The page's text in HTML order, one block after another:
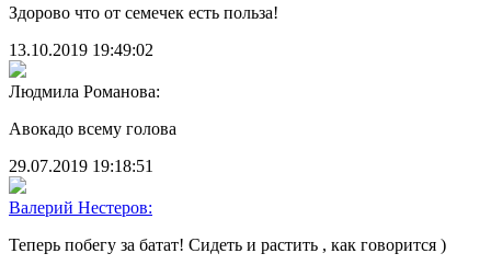
Здорово что от семечек есть польза!
13.10.2019 19:49:02
Людмила Романова:
Авокадо всему голова
29.07.2019 19:18:51
Валерий Нестеров:
Теперь побегу за батат! Сидеть и растить , как говорится )